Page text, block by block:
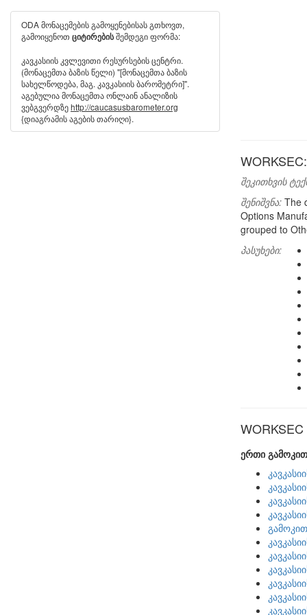
შეკითხვის
შენიშვნა: The
Options
grouped to
პასუხები:
WORKSEC
ერთი
ODA მონაცემების გამოყენებისას გთხოვთ,
გამოიყენოთ ციტირებისშემდეგი ფორმა:
კავკასიის კვლევითი რესურსების ცენტრი.
(მონაცემთა ბაზის წელი) "[მონაცემთა ბაზის
სახელწოდება, მაგ. კავკასიის ბარომეტრი]".
აგებულია მონაცემთა ონლაინ ანალიზის
ვებგვერდზეhttp://caucasusbarometer.org
{დიაგრამის აგების თარიღი}.